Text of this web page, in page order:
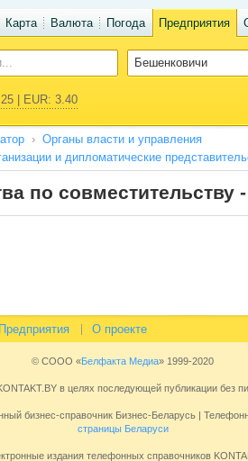
Карта Валюта Погода Предприятия
| EUR: 3.40
Органы власти и управления
и дипломатические
по совместительству
Предприятия О проекте
© СООО «Белфакта Медиа» 1999-2020
в целях последующей публикации
бизнес-справочник Бизнес-Беларусь |
страницы Беларуси
издания телефонных справочников